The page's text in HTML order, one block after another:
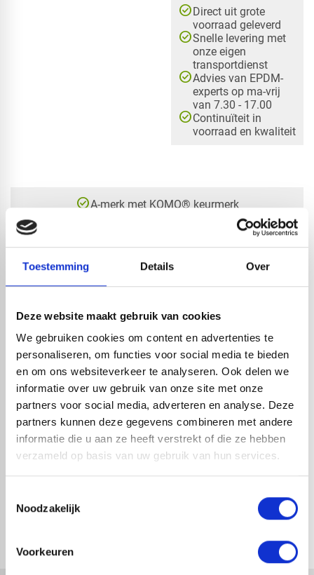
Toestemming Details Over
Deze website maakt gebruik van cookies
We gebruiken cookies om content en advertenties te
personaliseren, om functies voor social media te bieden
en om ons websiteverkeer te analyseren. Ook delen we
informatie over uw gebruik van onze site met onze
partners voor social media, adverteren en analyse. Deze
partners kunnen deze gegevens combineren met andere
informatie die u aan ze heeft verstrekt of die ze hebben
verzameld op basis van uw gebruik van hun services.
Noodzakelijk
Voorkeuren
check_circleDirect uit grote
voorraad geleverd
check_circleSnelle levering met
onze eigen
transportdienst
check_circleAdvies van EPDM-
experts op ma-vrij
van 7.30 - 17.00
check_circleContinuïteit in
voorraad en kwaliteit
check_circleA-merk met KOMO® keurmerk
Leverancier met expertise in EPDM-verwerking
VESTIS SPRONGBOCHT ALU
50MM
1-4 dagen levertijd
VESTIS SPRONGBOCHT ALU